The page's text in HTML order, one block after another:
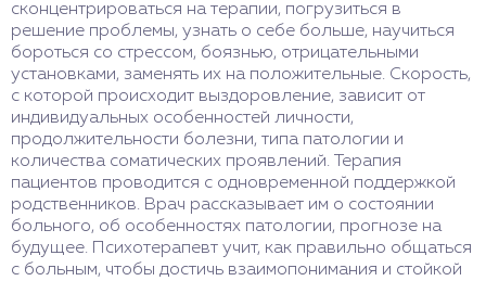
сконцентрироваться на терапии, погрузиться в
решение проблемы, узнать о себе больше, научиться
бороться со стрессом, боязнью, отрицательными
установками, заменять их на положительные. Скорость,
с которой происходит выздоровление, зависит от
индивидуальных особенностей личности,
продолжительности болезни, типа патологии и
количества соматических проявлений. Терапия
пациентов проводится с одновременной поддержкой
родственников. Врач рассказывает им о состоянии
больного, об особенностях патологии, прогнозе на
будущее. Психотерапевт учит, как правильно общаться
с больным, чтобы достичь взаимопонимания и стойкой